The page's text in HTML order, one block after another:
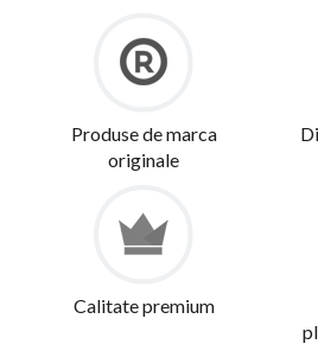
Produse de marca
originale
Calitate premium